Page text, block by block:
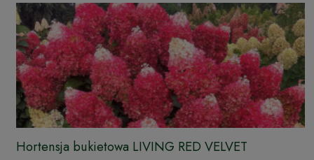
Hortensja bukietowa LIVING RED VELVET